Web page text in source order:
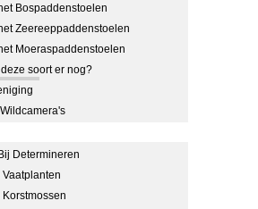
Bospaddenstoelen
Zeereeppaddenstoelen
Moeraspaddenstoelen
soort er nog?
Determineren